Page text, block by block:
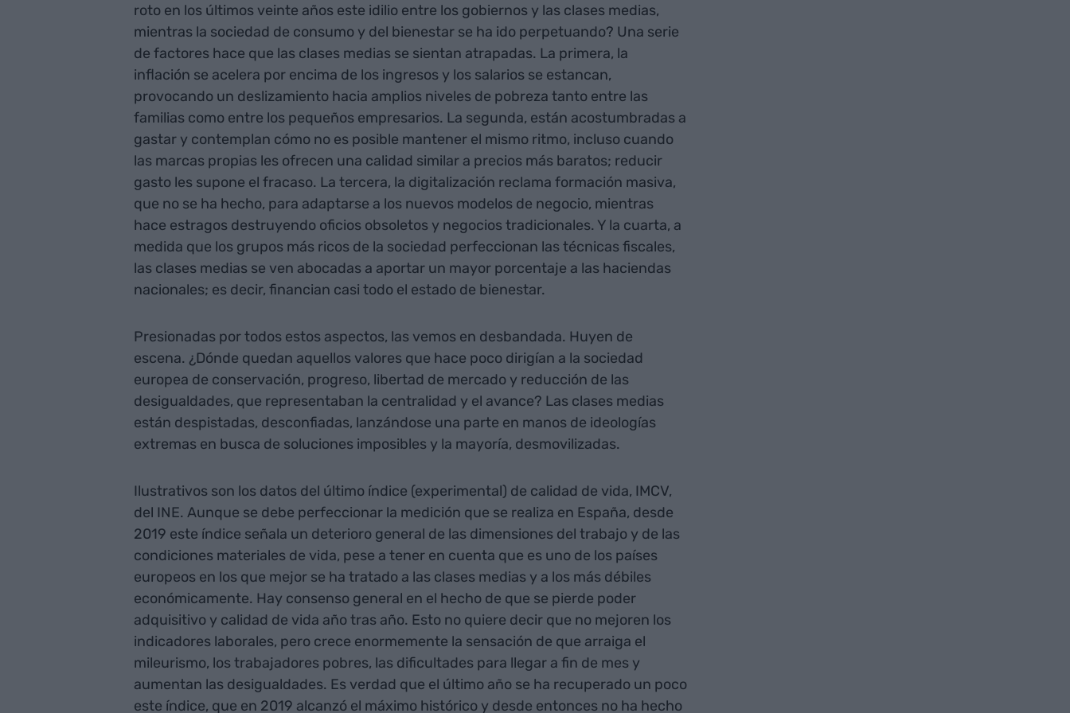
roto en los últimos veinte años este idilio entre los gobiernos y las clases medias,
mientras la sociedad de consumo y del bienestar se ha ido perpetuando? Una serie
de factores hace que las clases medias se sientan atrapadas. La primera, la
inflación se acelera por encima de los ingresos y los salarios se estancan,
provocando un deslizamiento hacia amplios niveles de pobreza tanto entre las
familias como entre los pequeños empresarios. La segunda, están acostumbradas a
gastar y contemplan cómo no es posible mantener el mismo ritmo, incluso cuando
las marcas propias les ofrecen una calidad similar a precios más baratos; reducir
gasto les supone el fracaso. La tercera, la digitalización reclama formación masiva,
que no se ha hecho, para adaptarse a los nuevos modelos de negocio, mientras
hace estragos destruyendo oficios obsoletos y negocios tradicionales. Y la cuarta, a
medida que los grupos más ricos de la sociedad perfeccionan las técnicas fiscales,
las clases medias se ven abocadas a aportar un mayor porcentaje a las haciendas
nacionales; es decir, financian casi todo el estado de bienestar.
Presionadas por todos estos aspectos, las vemos en desbandada. Huyen de
escena. ¿Dónde quedan aquellos valores que hace poco dirigían a la sociedad
europea de conservación, progreso, libertad de mercado y reducción de las
desigualdades, que representaban la centralidad y el avance? Las clases medias
están despistadas, desconfiadas, lanzándose una parte en manos de ideologías
extremas en busca de soluciones imposibles y la mayoría, desmovilizadas.
Ilustrativos son los datos del último índice (experimental) de calidad de vida, IMCV,
del INE. Aunque se debe perfeccionar la medición que se realiza en España, desde
2019 este índice señala un deterioro general de las dimensiones del trabajo y de las
condiciones materiales de vida, pese a tener en cuenta que es uno de los países
europeos en los que mejor se ha tratado a las clases medias y a los más débiles
económicamente. Hay consenso general en el hecho de que se pierde poder
adquisitivo y calidad de vida año tras año. Esto no quiere decir que no mejoren los
indicadores laborales, pero crece enormemente la sensación de que arraiga el
mileurismo, los trabajadores pobres, las dificultades para llegar a fin de mes y
aumentan las desigualdades. Es verdad que el último año se ha recuperado un poco
este índice, que en 2019 alcanzó el máximo histórico y desde entonces no ha hecho